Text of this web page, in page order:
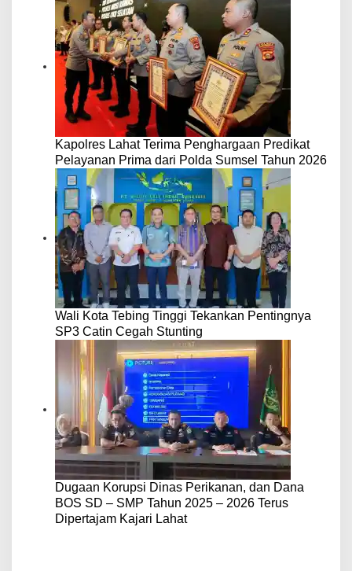
Kapolres Lahat Terima Penghargaan Predikat
Pelayanan Prima dari Polda Sumsel Tahun 2026
Wali Kota Tebing Tinggi Tekankan Pentingnya
SP3 Catin Cegah Stunting
Dugaan Korupsi Dinas Perikanan, dan Dana
BOS SD – SMP Tahun 2025 – 2026 Terus
Dipertajam Kajari Lahat